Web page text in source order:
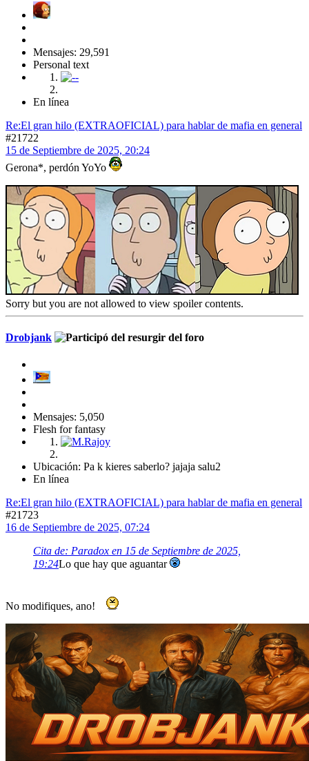
Mensajes: 29,591
Personal text
En línea
Re:El gran hilo (EXTRAOFICIAL) para hablar de mafia en general
#21722
15 de Septiembre de 2025, 20:24
Gerona*, perdón YoYo
Sorry but you are not allowed to view spoiler contents.
Drobjank
Mensajes: 5,050
Flesh for fantasy
Ubicación: Pa k kieres saberlo? jajaja salu2
En línea
Re:El gran hilo (EXTRAOFICIAL) para hablar de mafia en general
#21723
16 de Septiembre de 2025, 07:24
Cita de: Paradox en 15 de Septiembre de 2025,
19:24Lo que hay que aguantar
No modifiques, ano!